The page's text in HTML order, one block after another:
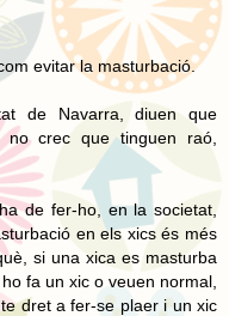
evitar la masturbació.
de Navarra, diuen que
no crec que tinguen raó,
de fer-ho, en la societat,
en els xics és més
si una xica es masturba
fa un xic o veuen normal,
dret a fer-se plaer i un xic